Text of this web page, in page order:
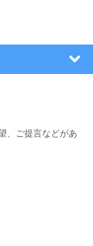
、ご提言などがあ